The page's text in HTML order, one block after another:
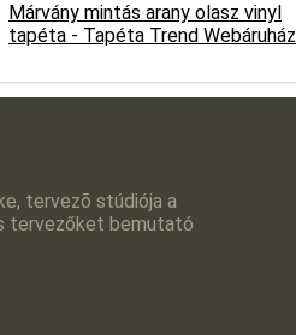
Márvány mintás arany olasz vinyl
tapéta - Tapéta Trend Webáruház
tervezõ stúdiója a
tervezőket bemutató